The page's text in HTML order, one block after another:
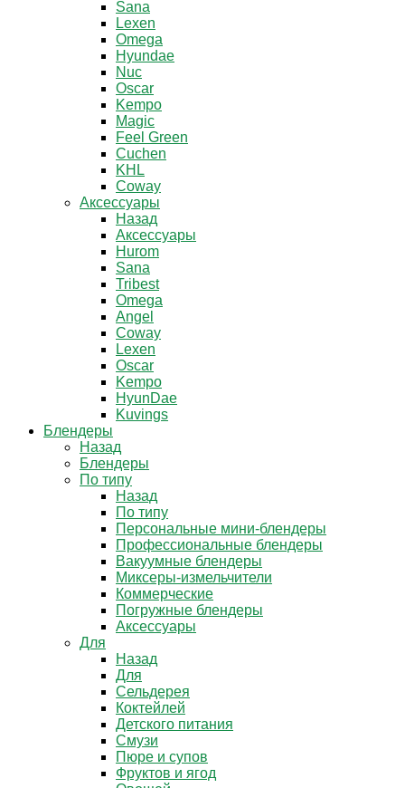
Sana
Lexen
Omega
Hyundae
Nuc
Oscar
Kempo
Magic
Feel Green
Cuchen
KHL
Coway
Аксессуары
Назад
Аксессуары
Hurom
Sana
Tribest
Omega
Angel
Coway
Lexen
Oscar
Kempo
HyunDae
Kuvings
Блендеры
Назад
Блендеры
По типу
Назад
По типу
Персональные мини-блендеры
Профессиональные блендеры
Вакуумные блендеры
Миксеры-измельчители
Коммерческие
Погружные блендеры
Аксессуары
Для
Назад
Для
Сельдерея
Коктейлей
Детского питания
Смузи
Пюре и супов
Фруктов и ягод